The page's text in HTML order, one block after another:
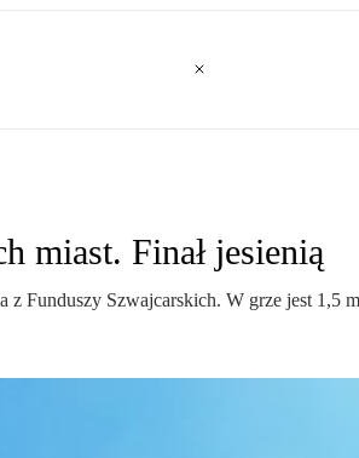
miast. Finał jesienią
Funduszy Szwajcarskich. W grze jest 1,5